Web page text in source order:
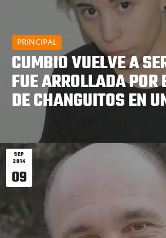
PRINCIPAL
CUMBIO VUELVE A
FUE ARROLLADA
DE CHANGUITOS EN
SEP
2014
09